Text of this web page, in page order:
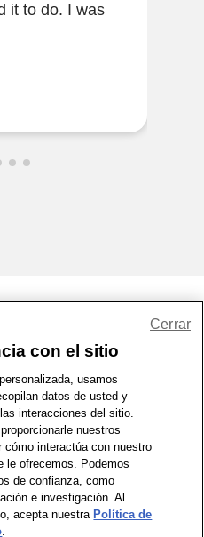
do. I was
| Términos de Uso | Accesibilidad
Policy | Mapa del sitio
© 1999 - 2026 CVS.com
con el sitio
usamos
datos de usted y
interacciones del sitio.
nuestros
interactúa con nuestro
le ofrecemos. Podemos
de confianza, como
e investigación. Al
acepta nuestra Política de
.
Cerrar